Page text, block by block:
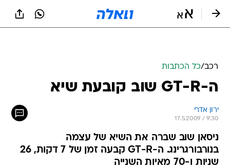
רכב/כל הכתבות
ה-GT-R שוב קובעת שיא
ירון אדרי
17.5.2009 / 9:30
ניסאן שוב שברה את השיא של עצמה
בנורבורגרינג. ה-GT-R קבעה זמן של 7 דקות, 26
שניות ו-70 מאיות השנייה